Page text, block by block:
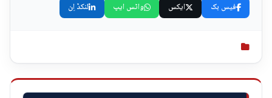
فیس بک ایکس واٹس ایپ لنکڈ اِن